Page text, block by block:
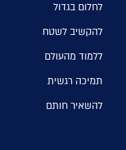
לחלום בגדול
להקשיב לשטח
ללמוד מהעולם
תמיכה רגשית
להשאיר חותם